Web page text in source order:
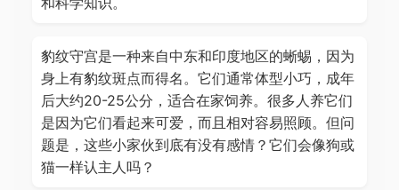
豹纹守宫是一种来自中东和印度地区的蜥蜴，因为
身上有豹纹斑点而得名。它们通常体型小巧，成年
后大约20-25公分，适合在家饲养。很多人养它们
是因为它们看起来可爱，而且相对容易照顾。但问
题是，这些小家伙到底有没有感情？它们会像狗或
猫一样认主人吗？